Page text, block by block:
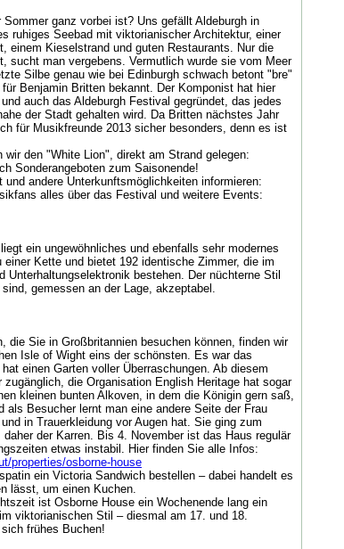
ganz vorbei ist? Uns gefällt Aldeburgh in
ruhiges Seebad mit viktorianischer Architektur, einer
einem Kieselstrand und guten Restaurants. Nur die
sucht man vergebens. Vermutlich wurde sie vom Meer
Silbe genau wie bei Edinburgh schwach betont "bre"
Benjamin Britten bekannt. Der Komponist hat hier
auch das Aldeburgh Festival gegründet, das jedes
der Stadt gehalten wird. Da Britten nächstes Jahr
für Musikfreunde 2013 sicher besonders, denn es ist
wir den "White Lion", direkt am Strand gelegen:
Sonderangeboten zum Saisonende!
andere Unterkunftsmöglichkeiten informieren:
alles über das Festival und weitere Events:
ein ungewöhnliches und ebenfalls sehr modernes
Kette und bietet 192 identische Zimmer, die im
Unterhaltungselektronik bestehen. Der nüchterne Stil
gemessen an der Lage, akzeptabel.
die Sie in Großbritannien besuchen können, finden wir
Isle of Wight eins der schönsten. Es war das
einen Garten voller Überraschungen. Ab diesem
die Organisation English Heritage hat sogar
kleinen bunten Alkoven, in dem die Königin gern saß,
als Besucher lernt man eine andere Seite der Frau
in Trauerkleidung vor Augen hat. Sie ging zum
der Karren. Bis 4. November ist das Haus regulär
etwas instabil. Hier finden Sie alle Infos:
properties/osborne-house
ein Victoria Sandwich bestellen – dabei handelt es
lässt, um einen Kuchen.
ist Osborne House ein Wochenende lang ein
viktorianischen Stil – diesmal am 17. und 18.
frühes Buchen!